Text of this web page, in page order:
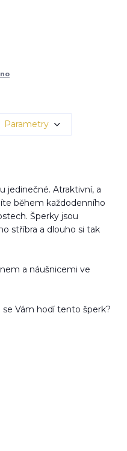
Parametry
jedinečné. Atraktivní, a
během každodenního
Šperky jsou
stříbra a dlouho si tak
a náušnicemi ve
Vám hodí tento šperk?